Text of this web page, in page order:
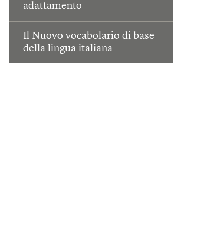
adattamento
Il Nuovo vocabolario di base
della lingua italiana